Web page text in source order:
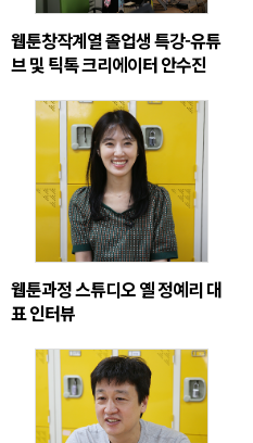
웹툰창작계열 졸업생 특강-유튜
브 및 틱톡 크리에이터 안수진
웹툰과정 스튜디오 옐 정예리 대
표 인터뷰